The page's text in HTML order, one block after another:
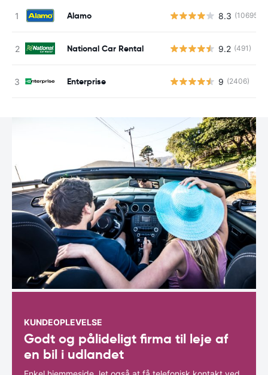
Alamo 8.3 (10695)
National Car Rental 9.2 (491)
Enterprise 9 (2406)
KUNDEOPLEVELSE
Godt og pålideligt firma til leje af
en bil i udlandet